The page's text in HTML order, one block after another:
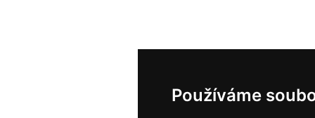
Používáme